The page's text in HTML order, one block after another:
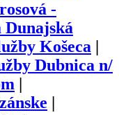
-
Dunajská
Košeca
Dubnica n/